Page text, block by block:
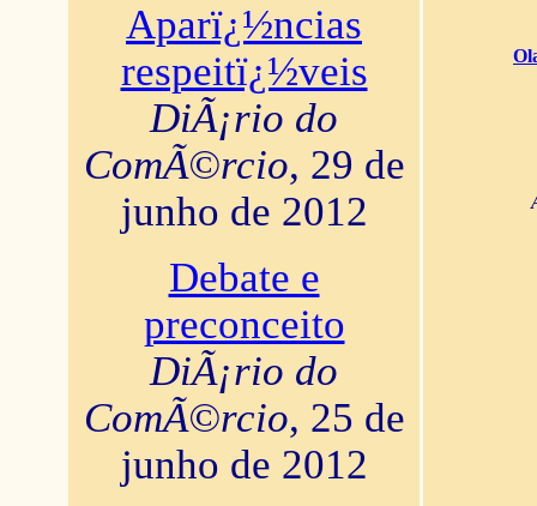
Aparï¿½ncias
respeitï¿½veis
DiÃ¡rio do
ComÃ©rcio, 29 de
junho de 2012
Debate e
preconceito
DiÃ¡rio do
ComÃ©rcio, 25 de
junho de 2012